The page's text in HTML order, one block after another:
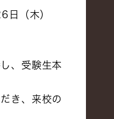
日（木）
、受験生本
き、来校の